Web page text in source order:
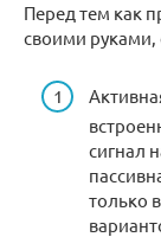
Перед тем как
своими руками,
сигнал
только